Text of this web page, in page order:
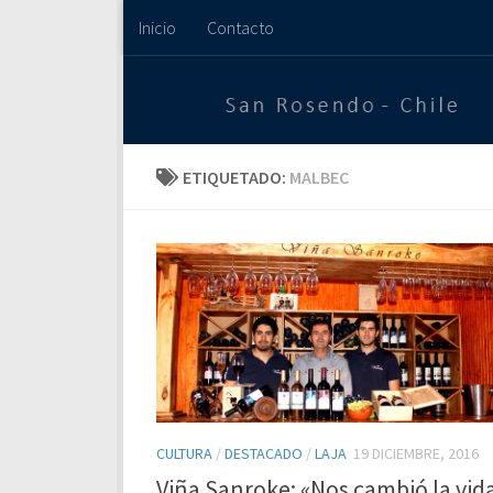
Saltar al contenido
Inicio Contacto
ETIQUETADO: MALBEC
CULTURA /DESTACADO /LAJA 19 DICIEMBRE, 2016